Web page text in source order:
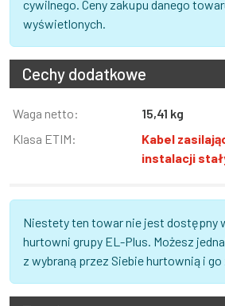
cywilnego. Ceny zakupu danego
wyświetlonych.
Cechy dodatkowe
Informacja
Wartość
Waga netto:
15,41 kg
Klasa ETIM:
Kabel
instalacji
Niestety ten towar nie jest dostępny
hurtowni grupy EL-Plus. Możesz
z wybraną przez Siebie hurtownią i